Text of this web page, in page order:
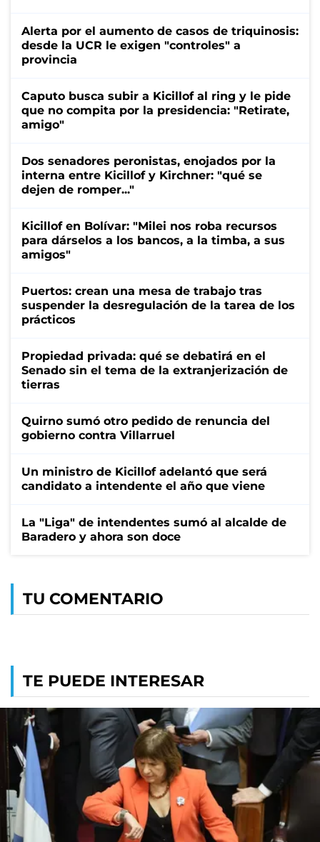
Alerta por el aumento de casos de triquinosis:
desde la UCR le exigen "controles" a
provincia
Caputo busca subir a Kicillof al ring y le pide
que no compita por la presidencia: "Retirate,
amigo"
Dos senadores peronistas, enojados por la
interna entre Kicillof y Kirchner: "qué se
dejen de romper..."
Kicillof en Bolívar: "Milei nos roba recursos
para dárselos a los bancos, a la timba, a sus
amigos"
Puertos: crean una mesa de trabajo tras
suspender la desregulación de la tarea de los
prácticos
Propiedad privada: qué se debatirá en el
Senado sin el tema de la extranjerización de
tierras
Quirno sumó otro pedido de renuncia del
gobierno contra Villarruel
Un ministro de Kicillof adelantó que será
candidato a intendente el año que viene
La "Liga" de intendentes sumó al alcalde de
Baradero y ahora son doce
TU COMENTARIO
TE PUEDE INTERESAR